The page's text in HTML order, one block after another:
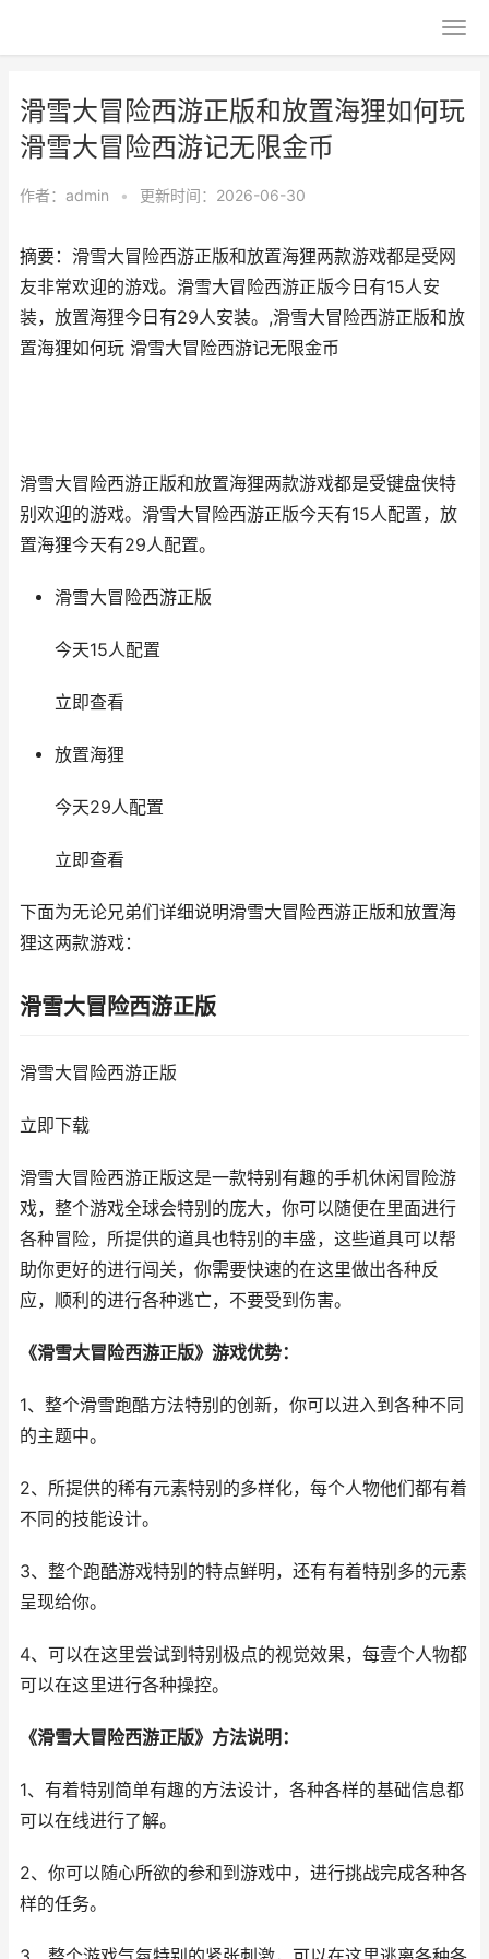
滑雪大冒险西游正版和放置海狸如何玩
滑雪大冒险西游记无限金币
作者： admin • 更新时间：2026-06-30
摘要：滑雪大冒险西游正版和放置海狸两款游戏都是受网
友非常欢迎的游戏。滑雪大冒险西游正版今日有15人安
装，放置海狸今日有29人安装。,滑雪大冒险西游正版和放
置海狸如何玩 滑雪大冒险西游记无限金币
滑雪大冒险西游正版和放置海狸两款游戏都是受键盘侠特
别欢迎的游戏。滑雪大冒险西游正版今天有15人配置，放
置海狸今天有29人配置。
滑雪大冒险西游正版
今天15人配置
立即查看
放置海狸
今天29人配置
立即查看
下面为无论兄弟们详细说明滑雪大冒险西游正版和放置海
狸这两款游戏：
滑雪大冒险西游正版
滑雪大冒险西游正版
立即下载
滑雪大冒险西游正版这是一款特别有趣的手机休闲冒险游
戏，整个游戏全球会特别的庞大，你可以随便在里面进行
各种冒险，所提供的道具也特别的丰盛，这些道具可以帮
助你更好的进行闯关，你需要快速的在这里做出各种反
应，顺利的进行各种逃亡，不要受到伤害。
《滑雪大冒险西游正版》游戏优势：
1、整个滑雪跑酷方法特别的创新，你可以进入到各种不同
的主题中。
2、所提供的稀有元素特别的多样化，每个人物他们都有着
不同的技能设计。
3、整个跑酷游戏特别的特点鲜明，还有有着特别多的元素
呈现给你。
4、可以在这里尝试到特别极点的视觉效果，每壹个人物都
可以在这里进行各种操控。
《滑雪大冒险西游正版》方法说明：
1、有着特别简单有趣的方法设计，各种各样的基础信息都
可以在线进行了解。
2、你可以随心所欲的参和到游戏中，进行挑战完成各种各
样的任务。